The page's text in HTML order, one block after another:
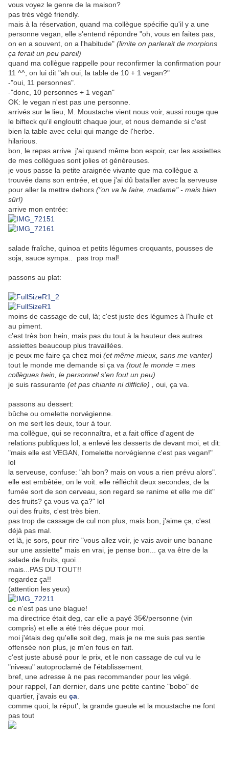
vous voyez le genre de la maison?
pas très végé friendly.
mais à la réservation, quand ma collègue spécifie qu'il y a une
personne vegan, elle s'entend répondre "oh, vous en faites pas,
on en a souvent, on a l'habitude" (limite on parlerait de morpions
ça ferait un peu pareil)
quand ma collègue rappelle pour reconfirmer la confirmation pour
11 ^^, on lui dit "ah oui, la table de 10 + 1 vegan?"
-"oui, 11 personnes".
-"donc, 10 personnes + 1 vegan"
OK: le vegan n'est pas une personne.
arrivés sur le lieu, M. Moustache vient nous voir, aussi rouge que
le bifteck qu'il engloutit chaque jour, et nous demande si c'est
bien la table avec celui qui mange de l'herbe.
hilarious.
bon, le repas arrive. j'ai quand même bon espoir, car les assiettes
de mes collègues sont jolies et généreuses.
je vous passe la petite araignée vivante que ma collègue a
trouvée dans son entrée, et que j'ai dû batailler avec la serveuse
pour aller la mettre dehors ("on va le faire, madame" - mais bien
sûr!)
arrive mon entrée:
salade fraîche, quinoa et petits légumes croquants, pousses de
soja, sauce sympa.. pas trop mal!
passons au plat:
moins de cassage de cul, là; c'est juste des légumes à l'huile et
au piment.
c'est très bon hein, mais pas du tout à la hauteur des autres
assiettes beaucoup plus travaillées.
je peux me faire ça chez moi (et même mieux, sans me vanter)
tout le monde me demande si ça va (tout le monde = mes
collègues hein, le personnel s'en fout un peu)
je suis rassurante (et pas chiante ni difficile) , oui, ça va.
passons au dessert:
bûche ou omelette norvégienne.
on me sert les deux, tour à tour.
ma collègue, qui se reconnaîtra, et a fait office d'agent de
relations publiques lol, a enlevé les desserts de devant moi, et dit:
"mais elle est VEGAN, l'omelette norvégienne c'est pas vegan!"
lol
la serveuse, confuse: "ah bon? mais on vous a rien prévu alors".
elle est embêtée, on le voit. elle réfléchit deux secondes, de la
fumée sort de son cerveau, son regard se ranime et elle me dit"
des fruits? ça vous va ça?" lol
oui des fruits, c'est très bien.
pas trop de cassage de cul non plus, mais bon, j'aime ça, c'est
déjà pas mal.
et là, je sors, pour rire "vous allez voir, je vais avoir une banane
sur une assiette" mais en vrai, je pense bon... ça va être de la
salade de fruits, quoi...
mais...PAS DU TOUT!!
regardez ça!!
(attention les yeux)
ce n'est pas une blague!
ma directrice était deg, car elle a payé 35€/personne (vin
compris) et elle a été très déçue pour moi.
moi j'étais deg qu'elle soit deg, mais je ne me suis pas sentie
offensée non plus, je m'en fous en fait.
c'est juste abusé pour le prix, et le non cassage de cul vu le
"niveau" autoproclamé de l'établissement.
bref, une adresse à ne pas recommander pour les végé.
pour rappel, l'an dernier, dans une petite cantine "bobo" de
quartier, j'avais eu ça
comme quoi, la réput', la grande gueule et la moustache ne font
pas tout